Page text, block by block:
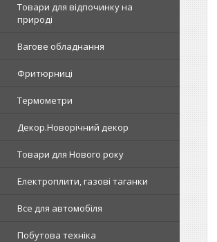
Товари для відпочинку на
природі
Вагове обладнання
Фритюрниці
Термометри
Декор.Новорічний декор
Товари для Нового року
Електроплити, газові таганки
Все для автомобіля
Побутова техніка